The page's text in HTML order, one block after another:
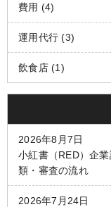
費用 (4)
運用代行 (3)
飲食店 (1)
2026年8月7日
小紅書（RED）企
類・審査の流れ
2026年7月24日